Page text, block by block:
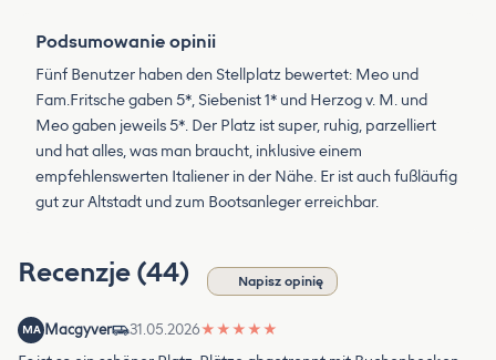
Podsumowanie opinii
Fünf Benutzer haben den Stellplatz bewertet: Meo und
Fam.Fritsche gaben 5*, Siebenist 1* und Herzog v. M. und
Meo gaben jeweils 5*. Der Platz ist super, ruhig, parzelliert
und hat alles, was man braucht, inklusive einem
empfehlenswerten Italiener in der Nähe. Er ist auch fußläufig
gut zur Altstadt und zum Bootsanleger erreichbar.
Recenzje (44) Napisz opinię
MA Macgyver 31.05.2026★ ★ ★ ★ ★